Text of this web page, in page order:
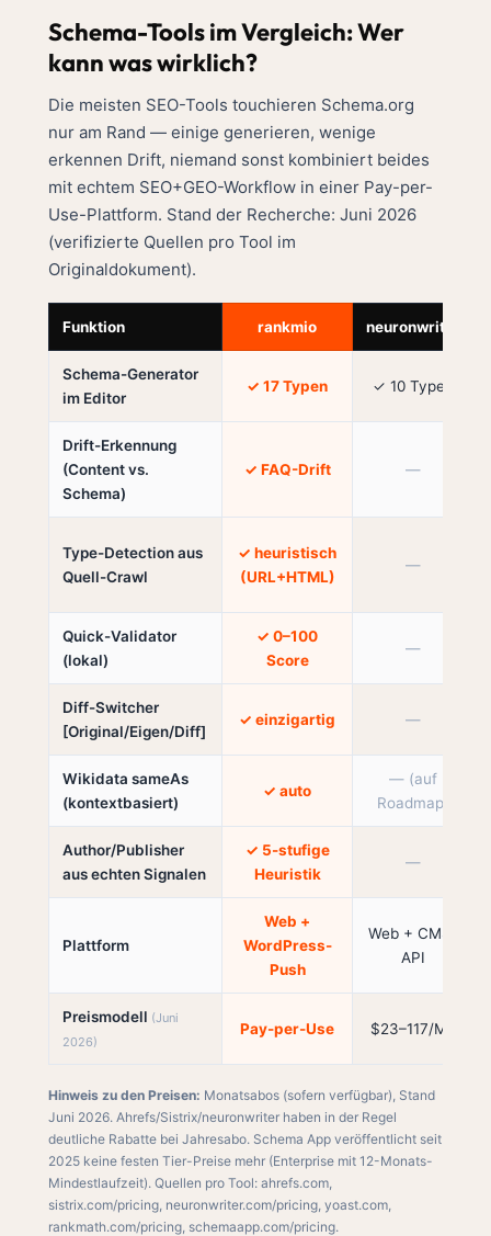
Schema-Tools im Vergleich: Wer
kann was wirklich?
Die meisten SEO-Tools touchieren Schema.org
nur am Rand — einige generieren, wenige
erkennen Drift, niemand sonst kombiniert beides
mit echtem SEO+GEO-Workflow in einer Pay-per-
Use-Plattform. Stand der Recherche: Juni 2026
(verifizierte Quellen pro Tool im
Originaldokument).
Funktion rankmio neuronwriter
Schema-Generator
im Editor
✓ 17 Typen ✓ 10 Typen
Drift-Erkennung
(Content vs.
Schema)
✓ FAQ-Drift —
Type-Detection aus
Quell-Crawl
✓ heuristisch
(URL+HTML)
—
Quick-Validator
(lokal)
✓ 0–100
Score
—
Diff-Switcher
[Original/Eigen/Diff]
✓ einzigartig —
Wikidata sameAs
(kontextbasiert)
✓ auto
— (auf
Roadmap)
Author/Publisher
aus echten Signalen
✓ 5-stufige
Heuristik
—
Plattform
Web +
WordPress-
Push
Web + CMS-
API
Preismodell (Juni
2026)
Pay-per-Use $23–117/Mo
Hinweis zu den Preisen: Monatsabos (sofern verfügbar), Stand
Juni 2026. Ahrefs/Sistrix/neuronwriter haben in der Regel
deutliche Rabatte bei Jahresabo. Schema App veröffentlicht seit
2025 keine festen Tier-Preise mehr (Enterprise mit 12-Monats-
Mindestlaufzeit). Quellen pro Tool: ahrefs.com,
sistrix.com/pricing, neuronwriter.com/pricing, yoast.com,
rankmath.com/pricing, schemaapp.com/pricing.